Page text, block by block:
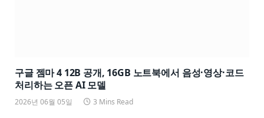
구글 젬마 4 12B 공개, 16GB 노트북에서 음성·영상·코드
처리하는 오픈 AI 모델
2026년 06월 05일 3 Mins Read